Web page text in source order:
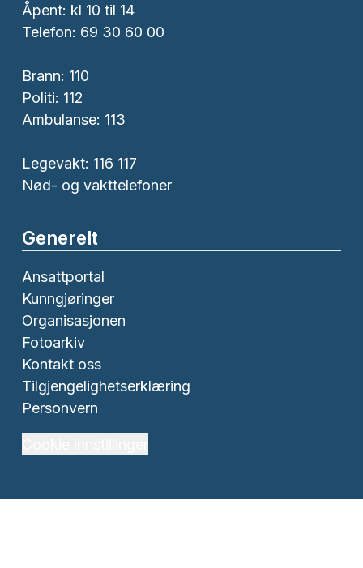
Åpent: kl 10 til 14
Telefon: 69 30 60 00
Brann: 110
Politi: 112
Ambulanse: 113
Legevakt: 116 117
Nød- og vakttelefoner
Generelt
Ansattportal
Kunngjøringer
Organisasjonen
Fotoarkiv
Kontakt oss
Tilgjengelighetserklæring
Personvern